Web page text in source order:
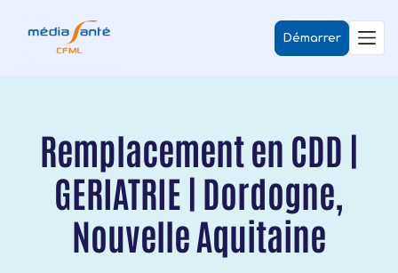
Démarrer
Remplacement en CDD |
GERIATRIE | Dordogne,
Nouvelle Aquitaine